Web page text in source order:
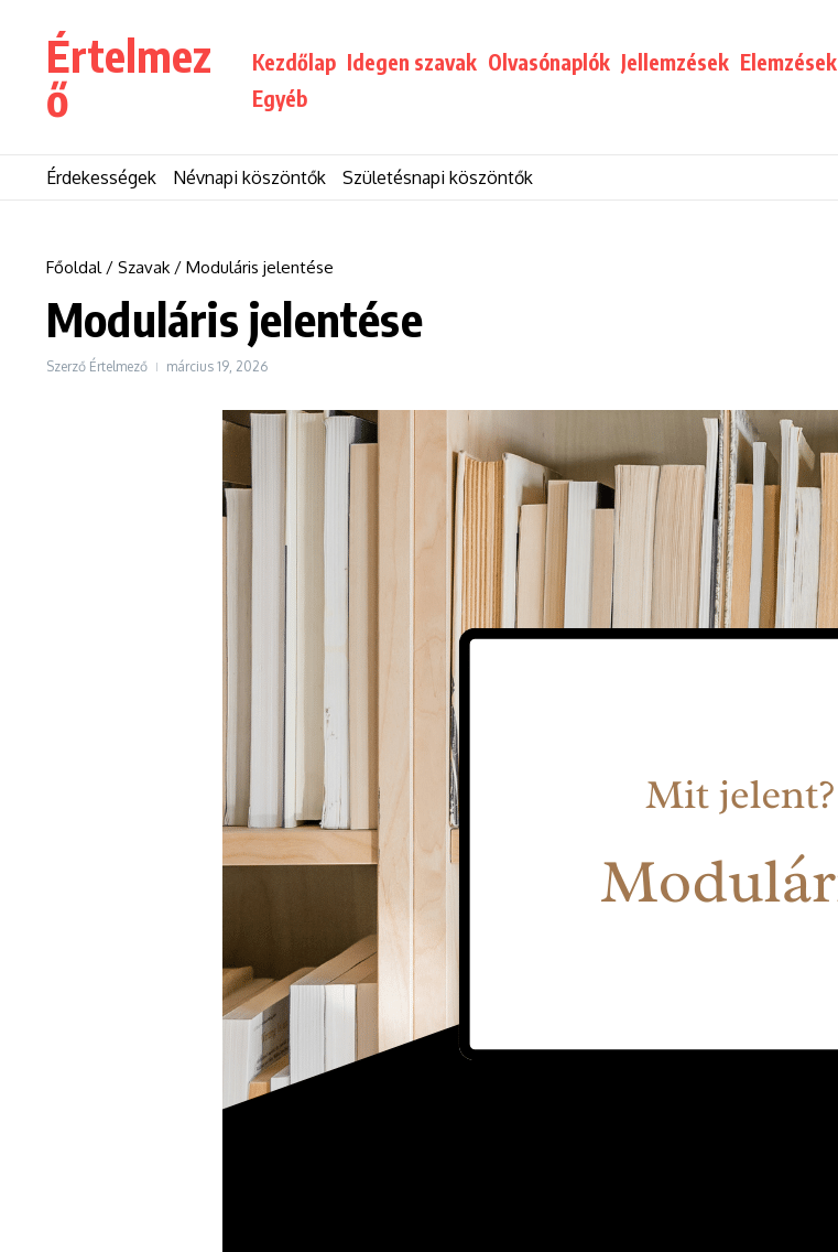
Értelmez
ő
Kezdőlap Idegen szavak Olvasónaplók Jellemzések Elemzések
Egyéb
Érdekességek Névnapi köszöntők Születésnapi köszöntők
Főoldal/ Szavak/ Moduláris jelentése
Moduláris jelentése
Szerző Értelmező március 19, 2026